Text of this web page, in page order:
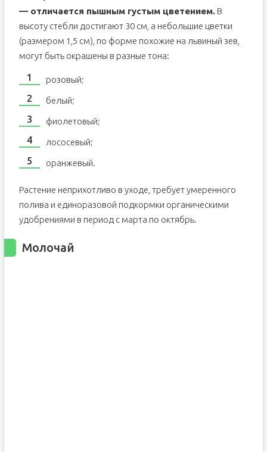
— отличается пышным густым цветением.В
высоту стебли достигают 30 см, а небольшие цветки
(размером 1,5 см), по форме похожие на львиный зев,
могут быть окрашены в разные тона:
розовый;
белый;
фиолетовый;
лососевый;
оранжевый.
Растение неприхотливо в уходе, требует умеренного
полива и единоразовой подкормки органическими
удобрениями в период с марта по октябрь.
Молочай